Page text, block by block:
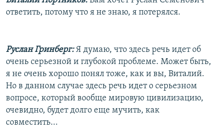
ответить, потому что я не знаю, я потерялся.
Руслан Гринберг:Я думаю, что здесь речь идет об
очень серьезной и глубокой проблеме. Может быть,
я не очень хорошо понял тоже, как и вы, Виталий.
Но в данном случае здесь речь идет о серьезном
вопросе, который вообще мировую цивилизацию,
очевидно, будет долго еще мучить, как
совместить...